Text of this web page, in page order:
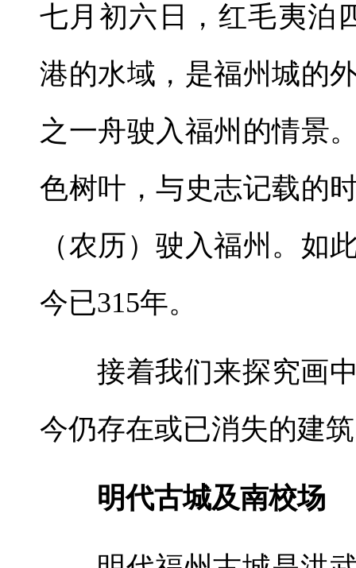
七月初六日，红毛夷泊
港的水域，是福州城的
之一舟驶入福州的情景
色树叶，与史志记载的
（农历）驶入福州。如
今已315年。
接着我们来探究画
今仍存在或已消失的建
明代古城及南校场